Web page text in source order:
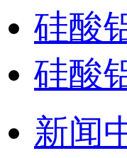
硅酸
硅酸
新闻